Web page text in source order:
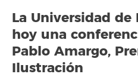
La Universidad de
hoy una
Pablo Amargo,
Ilustración